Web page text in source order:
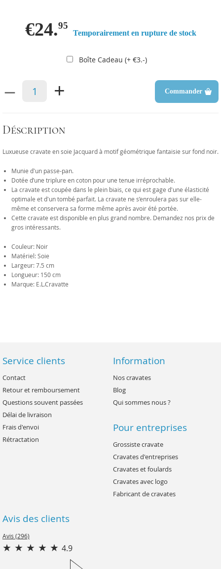
€24.95
Temporairement en rupture de stock
Boîte Cadeau (+ €3.-)
– + Commander
Déscription
Luxueuse cravate en soie Jacquard à motif géométrique fantaisie sur fond noir.
Munie d'un passe-pan.
Dotée d’une triplure en coton pour une tenue irréprochable.
La cravate est coupée dans le plein biais, ce qui est gage d'une élasticité
optimale et d'un tombé parfait. La cravate ne s’enroulera pas sur elle-
même et conservera sa forme même après avoir été portée.
Cette cravate est disponible en plus grand nombre. Demandez nos prix de
gros intéressants.
Couleur: Noir
Matériel: Soie
Largeur: 7.5 cm
Longueur: 150 cm
Marque: E.L.Cravatte
Service clients
Contact
Retour et remboursement
Questions souvent passées
Délai de livraison
Frais d'envoi
Rétractation
Information
Nos cravates
Blog
Qui sommes nous ?
Pour entreprises
Grossiste cravate
Cravates d'entreprises
Cravates et foulards
Cravates avec logo
Fabricant de cravates
Avis des clients
Avis (296)
4.9